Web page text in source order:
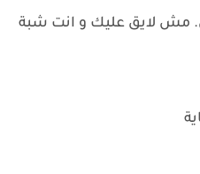
لايق عليك و انت شبة